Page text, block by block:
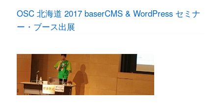
OSC 北海道 2017 baserCMS & WordPress セミナ
ー・ブース出展